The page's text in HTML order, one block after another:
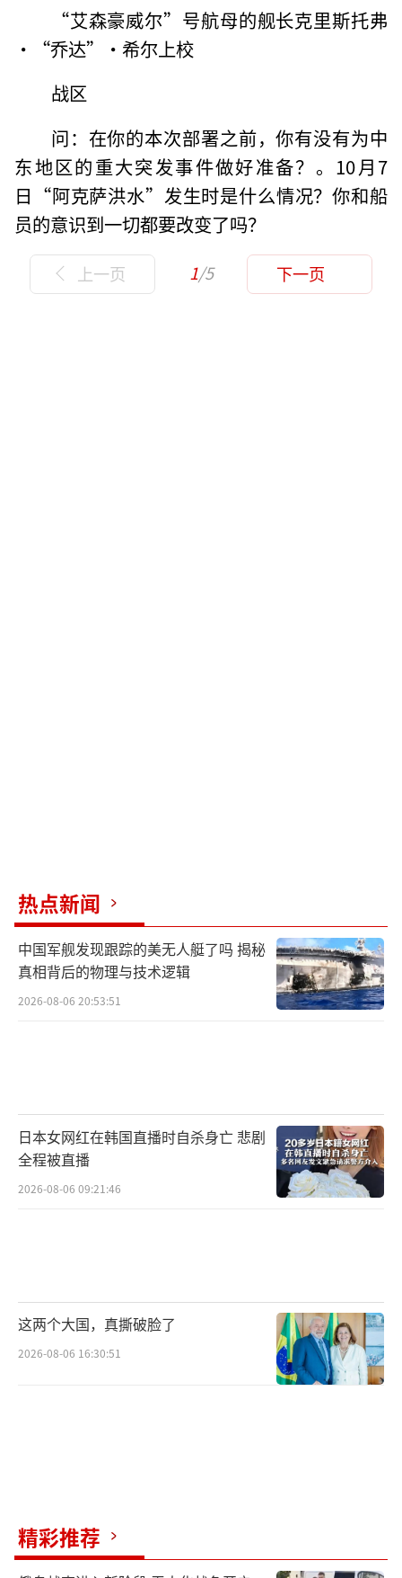
“艾森豪威尔”号航母的舰长克里斯托弗
·“乔达”·希尔上校
战区
问：在你的本次部署之前，你有没有为中
东地区的重大突发事件做好准备？。10月7
日“阿克萨洪水”发生时是什么情况？你和船
员的意识到一切都要改变了吗？
上一页 1/5 下一页
热点新闻
中国军舰发现跟踪的美无人艇了吗 揭秘
真相背后的物理与技术逻辑
2026-08-06 20:53:51
日本女网红在韩国直播时自杀身亡 悲剧
全程被直播
2026-08-06 09:21:46
这两个大国，真撕破脸了
2026-08-06 16:30:51
精彩推荐